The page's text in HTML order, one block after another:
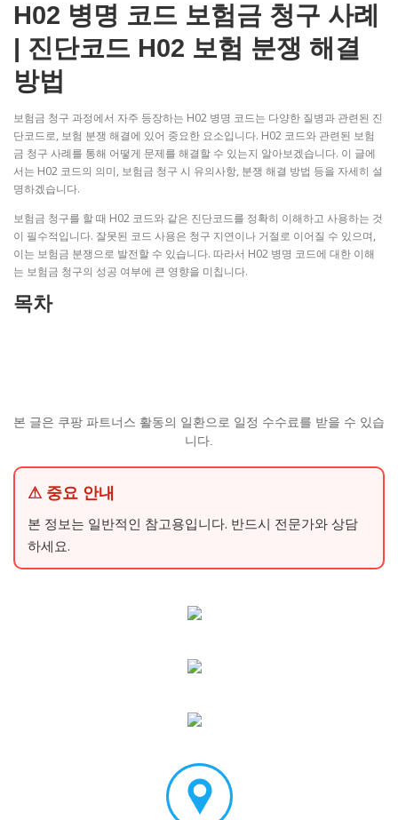
H02 병명 코드 보험금 청구 사례
| 진단코드 H02 보험 분쟁 해결
방법
보험금 청구 과정에서 자주 등장하는 H02 병명 코드는 다양한 질병과 관련된 진
단코드로, 보험 분쟁 해결에 있어 중요한 요소입니다. H02 코드와 관련된 보험
금 청구 사례를 통해 어떻게 문제를 해결할 수 있는지 알아보겠습니다. 이 글에
서는 H02 코드의 의미, 보험금 청구 시 유의사항, 분쟁 해결 방법 등을 자세히 설
명하겠습니다.
보험금 청구를 할 때 H02 코드와 같은 진단코드를 정확히 이해하고 사용하는 것
이 필수적입니다. 잘못된 코드 사용은 청구 지연이나 거절로 이어질 수 있으며,
이는 보험금 분쟁으로 발전할 수 있습니다. 따라서 H02 병명 코드에 대한 이해
는 보험금 청구의 성공 여부에 큰 영향을 미칩니다.
목차
본 글은 쿠팡 파트너스 활동의 일환으로 일정 수수료를 받을 수 있습
니다.
⚠ 중요 안내
본 정보는 일반적인 참고용입니다. 반드시 전문가와 상담
하세요.